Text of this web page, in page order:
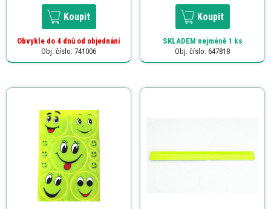
Koupit
Obvykle do 4 dnů od objednání
Obj. číslo: 741006
Koupit
SKLADEM nejméně 1 ks
Obj. číslo: 647818